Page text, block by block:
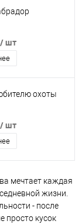
/ шт
охоты
/ шт
мечтает каждая
жизни.
- после
просто кусок